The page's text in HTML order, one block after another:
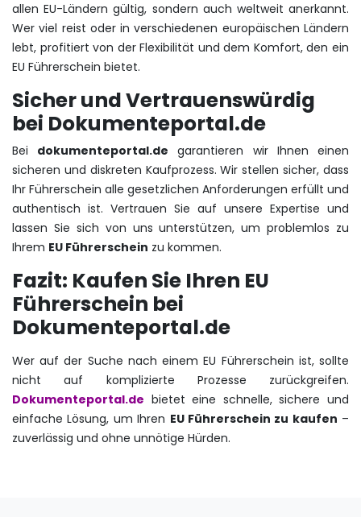
allen EU-Ländern gültig, sondern auch weltweit anerkannt.
Wer viel reist oder in verschiedenen europäischen Ländern
lebt, profitiert von der Flexibilität und dem Komfort, den ein
EU Führerschein bietet.
Sicher und Vertrauenswürdig
bei Dokumenteportal.de
Bei dokumenteportal.de garantieren wir Ihnen einen
sicheren und diskreten Kaufprozess. Wir stellen sicher, dass
Ihr Führerschein alle gesetzlichen Anforderungen erfüllt und
authentisch ist. Vertrauen Sie auf unsere Expertise und
lassen Sie sich von uns unterstützen, um problemlos zu
Ihrem EU Führerschein zu kommen.
Fazit: Kaufen Sie Ihren EU
Führerschein bei
Dokumenteportal.de
Wer auf der Suche nach einem EU Führerschein ist, sollte
nicht auf komplizierte Prozesse zurückgreifen.
Dokumenteportal.de bietet eine schnelle, sichere und
einfache Lösung, um Ihren EU Führerschein zu kaufen –
zuverlässig und ohne unnötige Hürden.